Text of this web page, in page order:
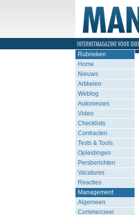
Rubrieken
Home
Nieuws
Artikelen
Weblog
Autonieuws
Video
Checklists
Contracten
Tests & Tools
Opleidingen
Persberichten
Vacatures
Reacties
Management
Algemeen
Commercieel